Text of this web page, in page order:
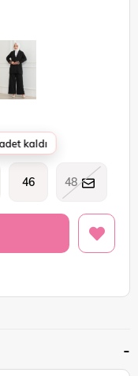
46 48
kaldı